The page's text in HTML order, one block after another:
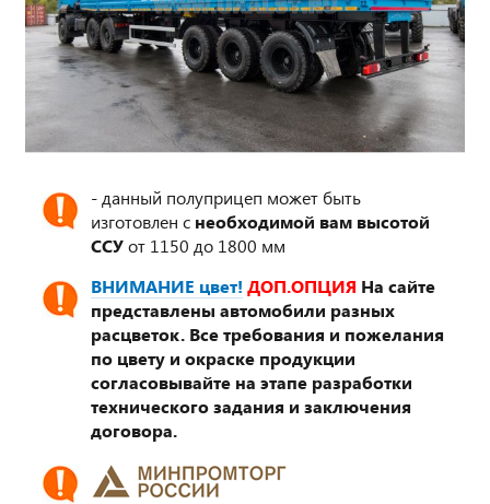
- данный полуприцеп может быть
изготовлен с необходимой вам высотой
ССУот 1150 до 1800 мм
ВНИМАНИЕ цвет! ДОП.ОПЦИЯ На сайте
представлены автомобили разных
расцветок. Все требования и пожелания
по цвету и окраске продукции
согласовывайте на этапе разработки
технического задания и заключения
договора.